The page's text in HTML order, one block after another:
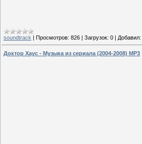
soundtrack | Просмотров: 826 | Загрузок: 0 | Добавил:
Доктор Хаус - Музыка из сериала (2004-2008) MP3